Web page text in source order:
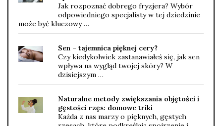
Jak rozpoznać dobrego fryzjera? Wybór
odpowiedniego specjalisty w tej dziedzinie
może być kluczowy …
Sen – tajemnica pięknej cery?
Czy kiedykolwiek zastanawiałeś się, jak sen
wpływa na wygląd twojej skóry? W
dzisiejszym …
Naturalne metody zwiększania objętości i
gęstości rzęs: domowe triki
Każda z nas marzy o pięknych, gęstych